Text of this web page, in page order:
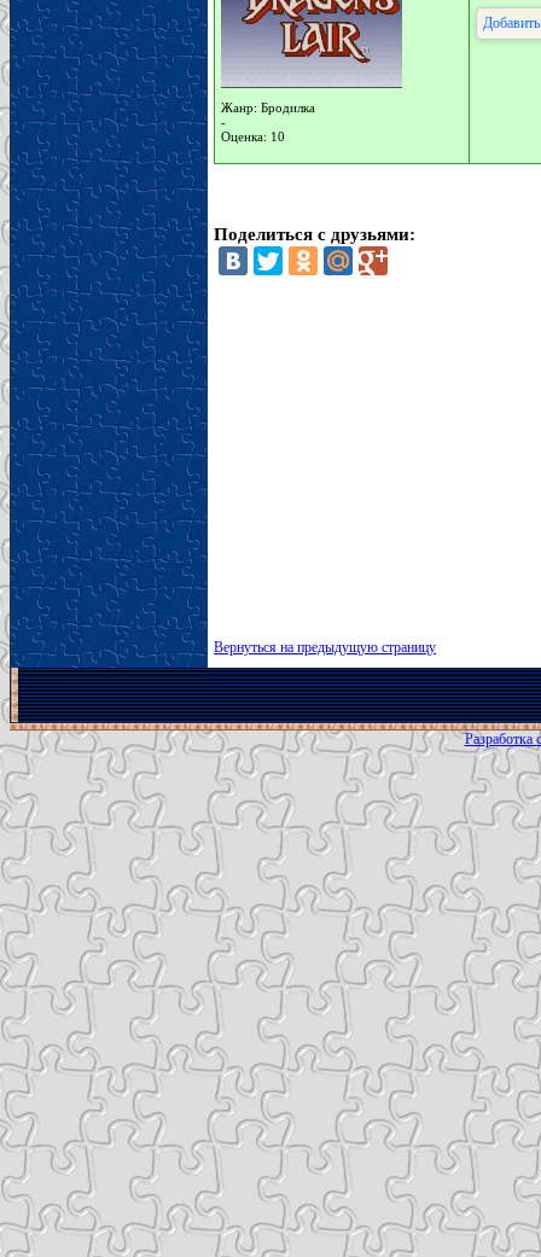
Жанр: Бродилка
-
Оценка: 10
Поделиться с друзьями:
Вернуться на предыдущую страницу
Разработка